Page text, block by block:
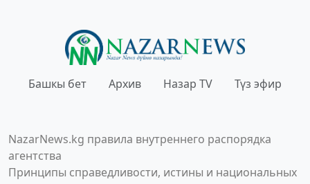
Башкы бет Архив Назар TV Түз эфир
NazarNews.kg правила внутреннего распорядка
агентства
Принципы справедливости, истины и национальных